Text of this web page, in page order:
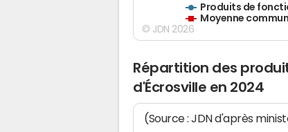
Produits de
Moyenne
© JDN 2026
Répartition des
d'Écrosville en 2024
(Source : JDN d'après